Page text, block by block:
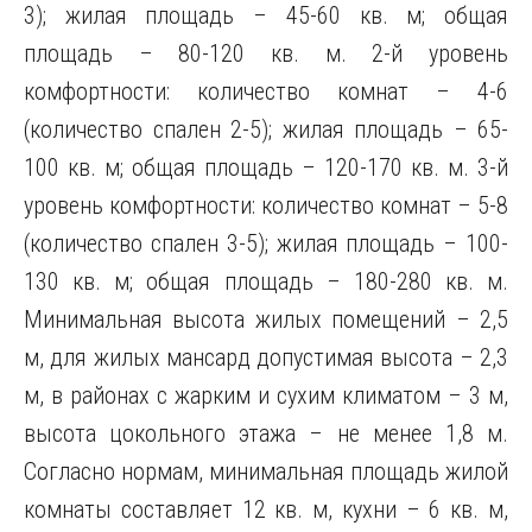
3); жилая площадь – 45-60 кв. м; общая
площадь – 80-120 кв. м. 2-й уровень
комфортности: количество комнат – 4-6
(количество спален 2-5); жилая площадь – 65-
100 кв. м; общая площадь – 120-170 кв. м. 3-й
уровень комфортности: количество комнат – 5-8
(количество спален 3-5); жилая площадь – 100-
130 кв. м; общая площадь – 180-280 кв. м.
Минимальная высота жилых помещений – 2,5
м, для жилых мансард допустимая высота – 2,3
м, в районах с жарким и сухим климатом – 3 м,
высота цокольного этажа – не менее 1,8 м.
Согласно нормам, минимальная площадь жилой
комнаты составляет 12 кв. м, кухни – 6 кв. м,